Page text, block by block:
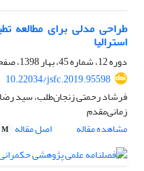
طراحی مدلی برای مطالعه
استرالیا
دوره 12، شماره 45، بهار 1398، صفحه
10.22034/jsfc.2019.95598
فرشاد رحمتی زنجان‌طلب، سید رضا
زمانی‌مقدم
مشاهده مقاله
اصل مقاله